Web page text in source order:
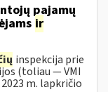
pajamų
ir
inspekcija prie
(toliau — VMI
m. lapkričio